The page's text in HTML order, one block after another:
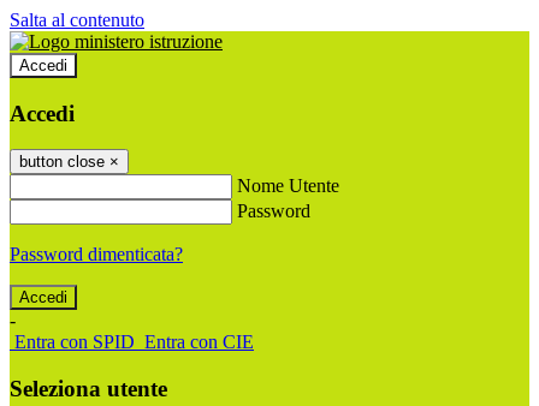
Salta al contenuto
Accedi
Accedi
button close ×
Nome Utente
Password
Password dimenticata?
-
Entra con SPID Entra con CIE
Seleziona utente